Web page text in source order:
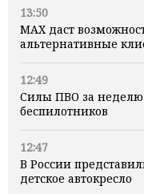
13:50
MAX даст
альтернативные
12:49
Силы ПВО за неделю
беспилотников
12:47
В России
детское автокресло